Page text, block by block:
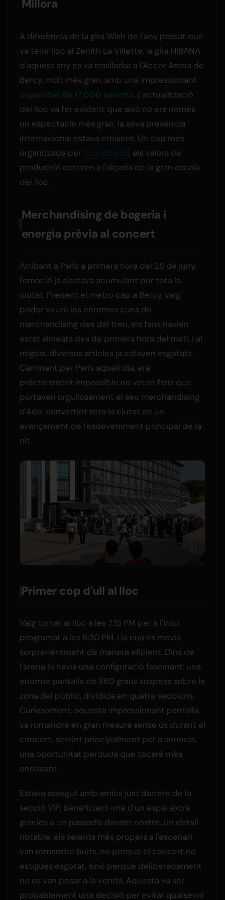
Millora
A diferència de la gira Wish de l'any passat que
va tenir lloc al Zenith La Villette, la gira HIBANA
d'aquest any es va traslladar a l'Accor Arena de
Bercy, molt més gran, amb una impressionant
capacitat de 17,000 seients. L'actualització
del lloc va fer evident que això no era només
un espectacle més gran, la seva presència
internacional estava creixent. Un cop més
organitzada per Crunchyroll, els valors de
producció estaven a l'alçada de la gran escala
del lloc.
Merchandising de bogeria i
energia prèvia al concert
Arribant a París a primera hora del 25 de juny,
l'emoció ja s'estava acumulant per tota la
ciutat. Prenent el metro cap a Bercy, vaig
poder veure les enormes cues de
merchandising des del tren, els fans havien
estat alineats des de primera hora del matí, i al
migdia, diversos articles ja estaven esgotats.
Caminant per París aquell dia, era
pràcticament impossible no veure fans que
portaven orgullosament el seu merchandising
d'Ado, convertint tota la ciutat en un
avançament de l'esdeveniment principal de la
nit.
Primer cop d'ull al lloc
Vaig tornar al lloc a les 7:15 PM per a l'inici
programat a les 8:30 PM, i la cua es movia
sorprenentment de manera eficient. Dins de
l'arena hi havia una configuració fascinant: una
enorme pantalla de 360 graus suspesa sobre la
zona del públic, dividida en quatre seccions.
Curiosament, aquesta impressionant pantalla
va romandre en gran mesura sense ús durant el
concert, servint principalment per a anuncis,
una oportunitat perduda que tocaré més
endavant.
Estava assegut amb amics just darrere de la
secció VIP, beneficiant-me d'un espai extra
gràcies a un passadís davant nostre. Un detall
notable: els seients més propers a l'escenari
van romandre buits, no perquè el concert no
estigués esgotat, sinó perquè deliberadament
no es van posar a la venda. Aquesta va ser
probablement una decisió per evitar qualsevol